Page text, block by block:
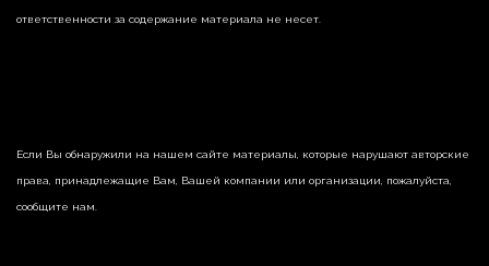
ответственности за содержание материала не несет.
Если Вы обнаружили на нашем сайте материалы, которые нарушают авторские
права, принадлежащие Вам, Вашей компании или организации, пожалуйста,
сообщите нам.